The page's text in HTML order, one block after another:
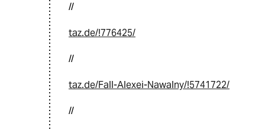
//
taz.de/!776425/
//
taz.de/Fall-Alexei-Nawalny/!5741722/
//